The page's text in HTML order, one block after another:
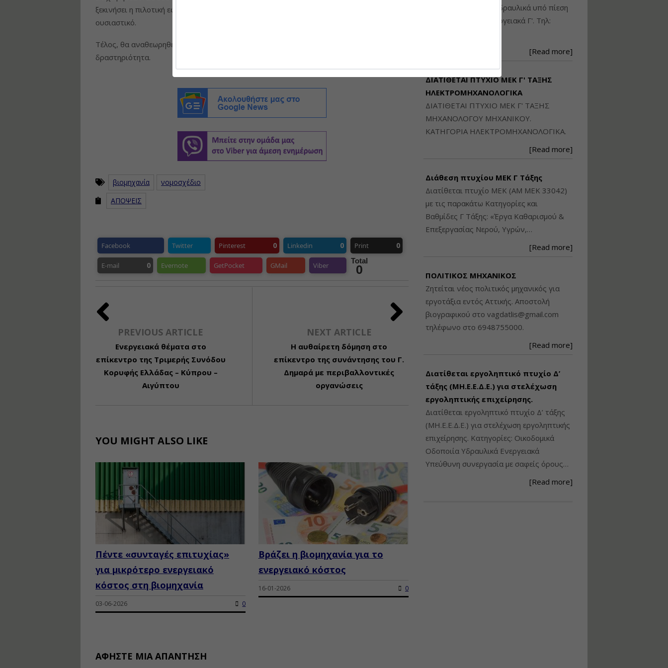
ξεκινήσει η πιλοτική εφαρμογή του νέου πλαισίου που έχει στόχο να είναι απλό και
ουσιαστικό.
Τέλος, θα αναθεωρηθεί το καθεστώς κατάταξης οχλήσεων για την επιχειρηματική
δραστηριότητα.
βιομηχανία
νομοσχέδιο
ΑΠΟΨΕΙΣ
Facebook Twitter Pinterest 0 Linkedin 0 Print 0
E-mail 0 Evernote GetPocket GMail Viber
Total
0
PREVIOUS ARTICLE
Ενεργειακά θέματα στο
επίκεντρο της Τριμερής Συνόδου
Κορυφής Ελλάδας – Κύπρου –
Αιγύπτου
NEXT ARTICLE
Η αυθαίρετη δόμηση στο
επίκεντρο της συνάντησης του Γ.
Δημαρά με περιβαλλοντικές
οργανώσεις
YOU MIGHT ALSO LIKE
Πέντε «συνταγές επιτυχίας»
για μικρότερο ενεργειακό
κόστος στη βιομηχανία
03-06-2026 0
Βράζει η βιομηχανία για το
ενεργειακό κόστος
16-01-2026 0
ΑΦΉΣΤΕ ΜΙΑ ΑΠΆΝΤΗΣΗ
Μηχανικού: Η/Μ Γ', Υδραυλικά υπό πίεση
Β', Βιομηχανικά - Ενεργειακά Γ'. Τηλ:
[Read more]
ΔΙΑΤΙΘΕΤΑΙ ΠΤΥΧΙΟ ΜΕΚ Γ' ΤΑΞΗΣ
ΗΛΕΚΤΡΟΜΗΧΑΝΟΛΟΓΙΚΑ
ΔΙΑΤΙΘΕΤΑΙ ΠΤΥΧΙΟ ΜΕΚ Γ' ΤΑΞΗΣ
ΜΗΧΑΝΟΛΟΓΟΥ ΜΗΧΑΝΙΚΟΥ.
ΚΑΤΗΓΟΡΙΑ ΗΛΕΚΤΡΟΜΗΧΑΝΟΛΟΓΙΚΑ.
[Read more]
Διάθεση πτυχίου ΜΕΚ Γ Τάξης
Διατίθεται πτυχίο ΜΕΚ (ΑΜ ΜΕΚ 33042)
με τις παρακάτω Κατηγορίες και
Βαθμίδες Γ Τάξης: «Έργα Καθαρισμού &
Επεξεργασίας Νερού, Υγρών,…
[Read more]
ΠΟΛΙΤΙΚΟΣ ΜΗΧΑΝΙΚΟΣ
Ζητείται νέος πολιτικός μηχανικός για
εργοτάξια εντός Αττικής. Αποστολή
βιογραφικού στο vagdatlis@gmail.com
τηλέφωνο στο 6948755000.
[Read more]
Διατίθεται εργοληπτικό πτυχίο Δ’
τάξης (ΜΗ.Ε.Ε.Δ.Ε.) για στελέχωση
εργοληπτικής επιχείρησης.
Διατίθεται εργοληπτικό πτυχίο Δ’ τάξης
(ΜΗ.Ε.Ε.Δ.Ε.) για στελέχωση εργοληπτικής
επιχείρησης. Κατηγορίες: Οικοδομικά
Οδοποιία Υδραυλικά Ενεργειακά
Υπεύθυνη συνεργασία με σαφείς όρους…
[Read more]
Ταυτότητα Κτιρίου/
και Πράξη (2024)
Πολεοδομικού
Σχεδιασμού Εντός
Ορίων Πόλεων και
Οικισμών και Εκτός
Εισηγήτρια:
Τιμή από: €145.00
Διάρκεια: 8 ώρες
τεχνολογίας
φωτισμού LED και
Εισηγητής:Στέφανος Τουλόγλου
Τιμή από: €190.00
Διάρκεια: 12 ώρες
Εκπόνηση Τοπικών και
Εισηγητής:
Τιμή από: €130.00
Διάρκεια: 6 ώρες
Επίβλεψη Δημοσίων
Έργων με τον
Ν.4782/2021